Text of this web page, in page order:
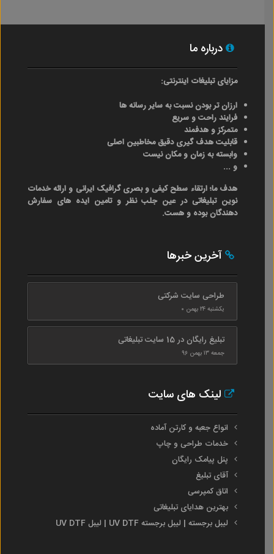
درباره ما
مزایای تبلیغات اینترنتی:
ارزان تر بودن نسبت به سایر رسانه ها
فرایند راحت و سریع
متمرکز و هدفمند
قابلیت هدف گیری دقیق مخاطبین اصلی
وابسته به زمان و مکان نیست
و ...
هدف ما؛ ارتقاء سطح کیفی و بصری گرافیک ایرانی و ارائه خدمات
نوین تبلیغاتی در عین جلب نظر و تامین ایده های سفارش
دهندگان بوده و هست.
آخرین خبرها
طراحی سایت شرکتی
یکشنبه ۲۴ بهمن ۰
تبلیغ رایگان در 15 سایت تبلیغاتی
جمعه ۱۳ بهمن ۹۶
لینک های سایت
انواع جعبه و کارتن آماده
خدمات طراحی و چاپ
پنل پیامک رایگان
آقای تبلیغ
اتاق کمپرسی
بهترین هدایای تبلیغاتی
لیبل برجسته | لیبل برجسته UV DTF | لیبل UV DTF